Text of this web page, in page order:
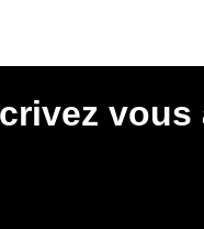
vous